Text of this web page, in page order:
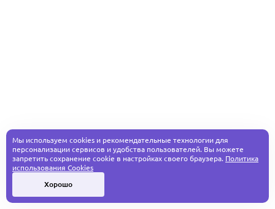
Мы используем cookies и рекомендательные технологии для
персонализации сервисов и удобства пользователей. Вы можете
запретить сохранение cookie в настройках своего браузера. Политика
использования Cookies
Хорошо